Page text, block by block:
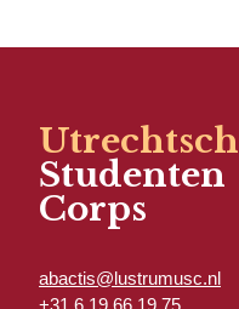
Utrechtsch
Studenten
Corps
abactis@lustrumusc.nl
+31 6 19 66 19 75